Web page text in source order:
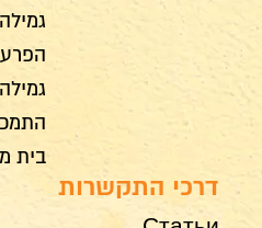
בית
דרכי התקשרות